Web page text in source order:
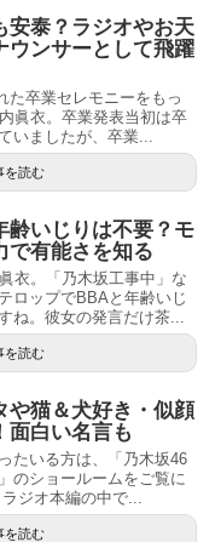
泰？ラジオやお天
ウンサーとして飛躍
た卒業セレモニーをもっ
眞衣。卒業発表当初は卒
いましたが、卒業...
を読む
いじりは不要？モ
で有能さを知る
衣。「乃木坂工事中」な
ロップでBBAと年齢いじ
ね。彼女の発言だけ茶...
を読む
猫＆犬好き・似顔
面白い名言も
たいる方は、「乃木坂46
のショールームをご覧に
ジオ本編の中で...
を読む